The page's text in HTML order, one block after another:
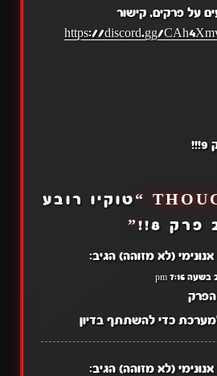
על פרקים, קישור
https://discord.gg/
טוקיו רובע
”
(לא מזוהה) הגיב:
כדי להשתתף בדיון
(לא מזוהה) הגיב: